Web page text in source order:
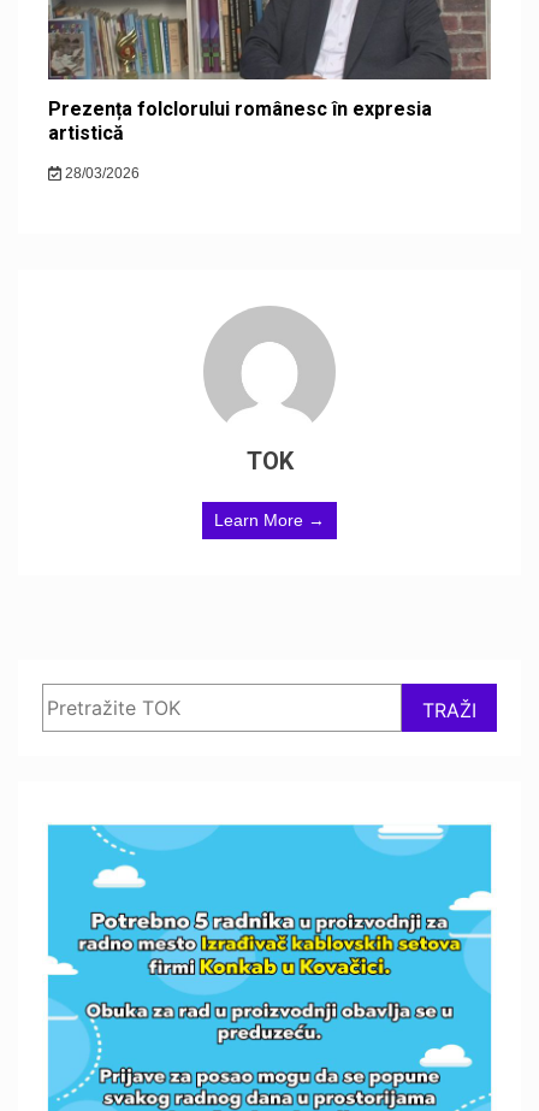
Prezența folclorului românesc în expresia
artistică
28/03/2026
TOK
Learn More →
TRAŽI